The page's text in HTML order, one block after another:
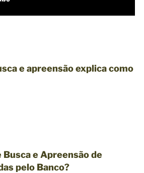
e apreensão explica como
Busca e Apreensão de
pelo Banco?